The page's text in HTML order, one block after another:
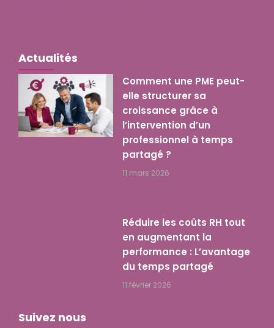
Actualités
Comment une PME peut-
elle structurer sa
croissance grâce à
l’intervention d’un
professionnel à temps
partagé ?
11 mars 2026
Réduire les coûts RH tout
en augmentant la
performance : L’avantage
du temps partagé
11 février 2026
Suivez nous